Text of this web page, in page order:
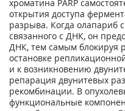
хроматина PARP
открытия доступа
разрыва. Когда олапариб
связанного с ДНК, он
ДНК, тем самым блокируя
остановке
и к возникновению
репарация двунитевых
рекомбинации. В
функциональные